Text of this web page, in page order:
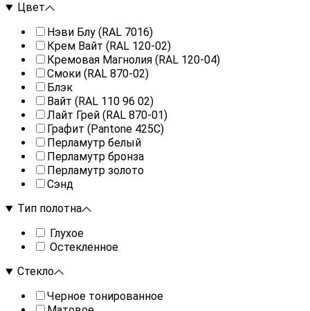
Цвет
Нэви Блу (RAL 7016)
Крем Вайт (RAL 120-02)
Кремовая Магнолия (RAL 120-04)
Смоки (RAL 870-02)
Блэк
Вайт (RAL 110 96 02)
Лайт Грей (RAL 870-01)
Графит (Pantone 425С)
Перламутр белый
Перламутр бронза
Перламутр золото
Сэнд
Тип полотна
Глухое
Остекленное
Стекло
Черное тонированное